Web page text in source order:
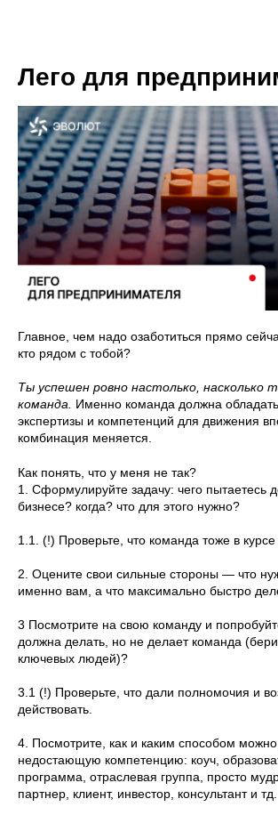
Лего для
Главное, чем надо озаботиться прямо
кто рядом с тобой?
Ты успешен ровно настолько, насколько
команда.
Именно команда должна
экспертизы и компетенций для движения
комбинация меняется.
Как понять, что у меня не так?
1. Сформулируйте задачу: чего пытаетесь
бизнесе? когда? что для этого нужно?
1.1. (!) Проверьте, что команда тоже в курсе
2. Оцените свои сильные стороны — что
именно вам, а что максимально быстро
3 Посмотрите на свою команду и
должна делать, но не делает команда
ключевых людей)?
3.1 (!) Проверьте, что дали полномочия и
действовать.
4. Посмотрите, как и каким способом можно
недостающую компетенцию: коуч,
программа, отраслевая группа, просто
партнер, клиент, инвестор, консультант и тд.